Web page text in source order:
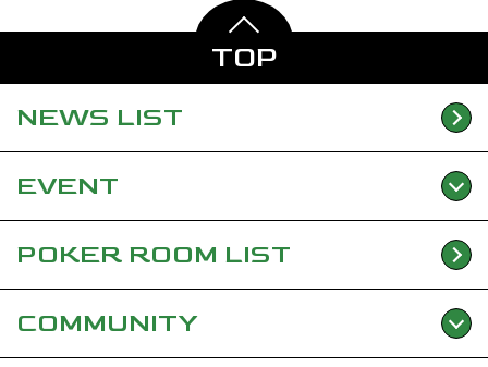
TOP
NEWS LIST
EVENT
POKER ROOM LIST
COMMUNITY